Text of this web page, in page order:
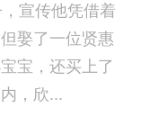
宣传他凭借着
娶了一位贤惠
宝，还买上了
，欣...